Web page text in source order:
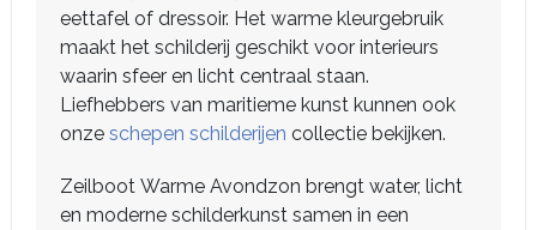
eettafel of dressoir. Het warme kleurgebruik
maakt het schilderij geschikt voor interieurs
waarin sfeer en licht centraal staan.
Liefhebbers van maritieme kunst kunnen ook
onze schepen schilderijen collectie bekijken.
Zeilboot Warme Avondzon brengt water, licht
en moderne schilderkunst samen in een